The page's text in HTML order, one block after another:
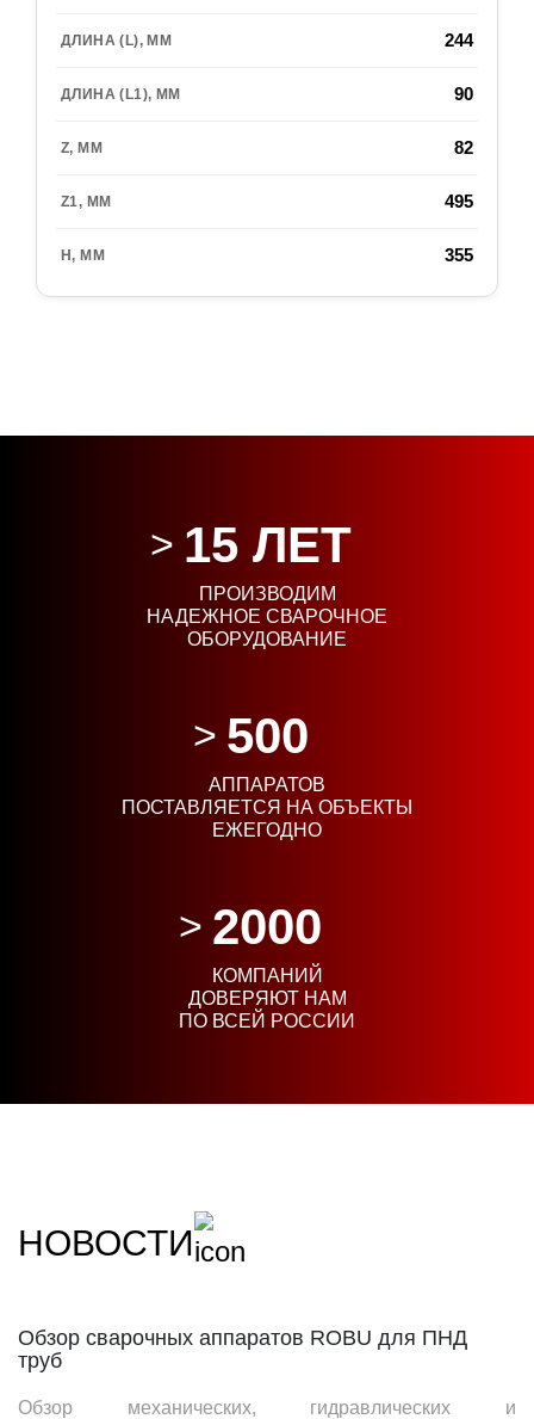
244
90
82
495
355
15 ЛЕТ
ПРОИЗВОДИМ
НАДЕЖНОЕ СВАРОЧНОЕ
ОБОРУДОВАНИЕ
500
АППАРАТОВ
ПОСТАВЛЯЕТСЯ НА ОБЪЕКТЫ
ЕЖЕГОДНО
2000
КОМПАНИЙ
ДОВЕРЯЮТ НАМ
ПО ВСЕЙ РОССИИ
НОВОСТИ
Обзор сварочных аппаратов ROBU для ПНД
труб
Обзор механических, гидравлических и